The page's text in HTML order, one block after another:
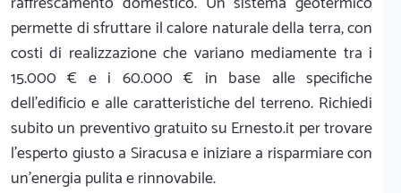
permette di sfruttare il calore naturale della terra, con
costi di realizzazione che variano mediamente tra i
15.000 € e i 60.000 € in base alle specifiche
dell'edificio e alle caratteristiche del terreno. Richiedi
subito un preventivo gratuito su Ernesto.it per trovare
l'esperto giusto a Siracusa e iniziare a risparmiare con
un'energia pulita e rinnovabile.